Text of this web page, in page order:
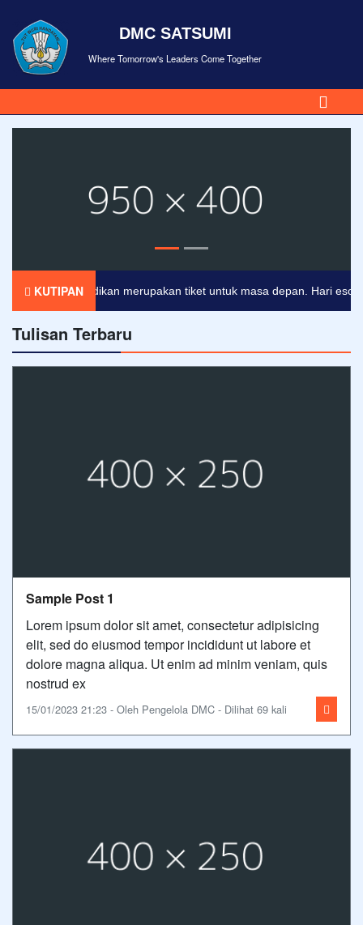
DMC SATSUMI
Where Tomorrow's Leaders Come Together
KUTIPAN
Pendidikan merupakan tiket untuk masa depan. Hari esok
Tulisan Terbaru
Sample Post 1
Lorem ipsum dolor sit amet, consectetur adipisicing
elit, sed do eiusmod tempor incididunt ut labore et
dolore magna aliqua. Ut enim ad minim veniam, quis
nostrud ex
15/01/2023 21:23 - Oleh Pengelola DMC - Dilihat 69 kali